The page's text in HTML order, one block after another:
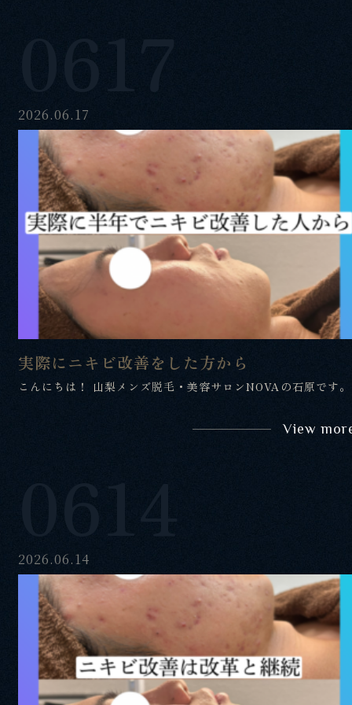
0617
2026.06.17
実際にニキビ改善をした方から
こんにちは！ 山梨メンズ脱毛・美容サロンNOVAの石原です。
View
0614
2026.06.14